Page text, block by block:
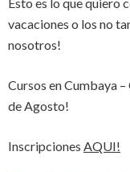
vacaciones o los no
nosotros!
Cursos en Cumbaya
de Agosto!
Inscripciones AQUI!